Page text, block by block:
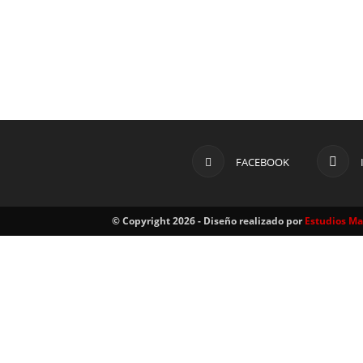
FACEBOOK
© Copyright 2026 - Diseño realizado porEstudios